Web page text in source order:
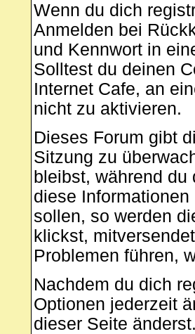
Wenn du dich
Anmelden bei
und Kennwort in
Solltest du deinen
Internet Cafe, an
nicht zu aktivieren.
Dieses Forum gibt
Sitzung zu
bleibst, während
diese
sollen, so werden
klickst,
Problemen führen,
Nachdem du dich
Optionen jederzeit
dieser Seite